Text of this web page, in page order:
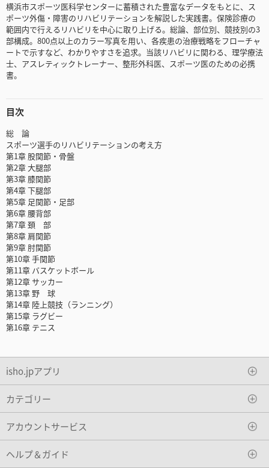
横浜市スポーツ医科学センターに蓄積された豊富なデータをもとに、ス
ポーツ外傷・障害のリハビリテーションを解説した実践書。保険診療の
範囲内で行えるリハビリを中心に取り上げる。総論、部位別、競技別の3
部構成。800点以上のカラー写真を用い、各疾患の治療戦略をフローチャ
ートで示すなど、わかりやすさを追求。当該リハビリに関わる、理学療法
士、アスレティックトレーナー、整形外科医、スポーツ医のための必携
書。
目次
総 論
スポーツ選手のリハビリテーションの考え方
第1章 股関節・骨盤
第2章 大腿部
第3章 膝関節
第4章 下腿部
第5章 足関節・足部
第6章 腰背部
第7章 頚 部
第8章 肩関節
第9章 肘関節
第10章 手関節
第11章 バスケットボール
第12章 サッカー
第13章 野 球
第14章 陸上競技（ランニング）
第15章 ラグビー
第16章 テニス
isho.jpアプリ
カテゴリー
アカウントサービス
ヘルプ＆ガイド